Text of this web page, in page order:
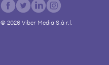
© 2026Viber Media S.à r.l.